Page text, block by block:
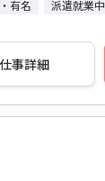
有名 派遣就業中
仕事詳細